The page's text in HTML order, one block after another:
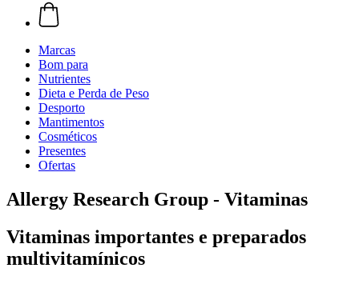
Marcas
Bom para
Nutrientes
Dieta e Perda de Peso
Desporto
Mantimentos
Cosméticos
Presentes
Ofertas
Allergy Research Group - Vitaminas
Vitaminas importantes e preparados
multivitamínicos